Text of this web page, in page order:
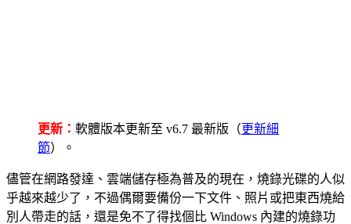
更新： 軟體版本更新至 v6.7 最新版（更新細
節）。
儘管在網路發達、雲端儲存極為普及的現在，燒錄光碟的人似
乎越來越少了，不過偶爾要備份一下文件、照片或把東西燒給
別人帶走的話，還是免不了得找個比 Windows 內建的燒錄功